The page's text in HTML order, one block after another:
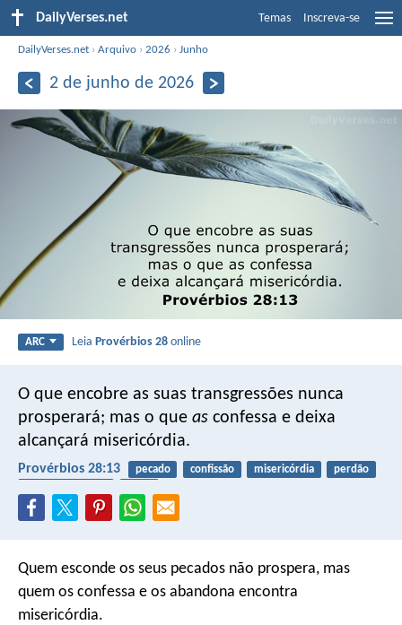
DailyVerses.net Temas Inscreva-se
DailyVerses.net ›Arquivo ›2026 ›Junho
2 de junho de 2026
ARC LeiaProvérbios 28 online
O que encobre as suas transgressões nunca
prosperará; mas o que as confessa e deixa
alcançará misericórdia.
Provérbios 28:13 pecado confissão misericórdia
perdão
Quem esconde os seus pecados não prospera, mas
quem os confessa e os abandona encontra
misericórdia.